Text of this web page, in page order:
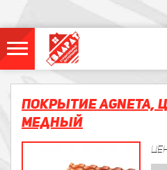
Покрытие AGNETA,
Медный